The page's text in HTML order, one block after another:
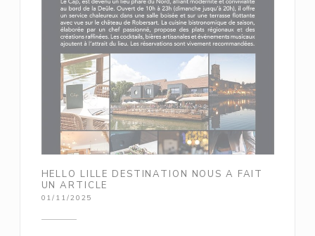
HELLO LILLE DESTINATION NOUS A FAIT
UN ARTICLE
01/11/2025